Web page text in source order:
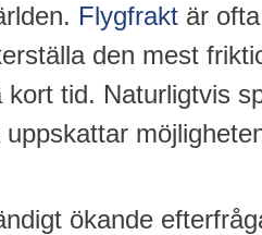
Flygfrakt är
den mest
tid. Naturligtvis
ökande